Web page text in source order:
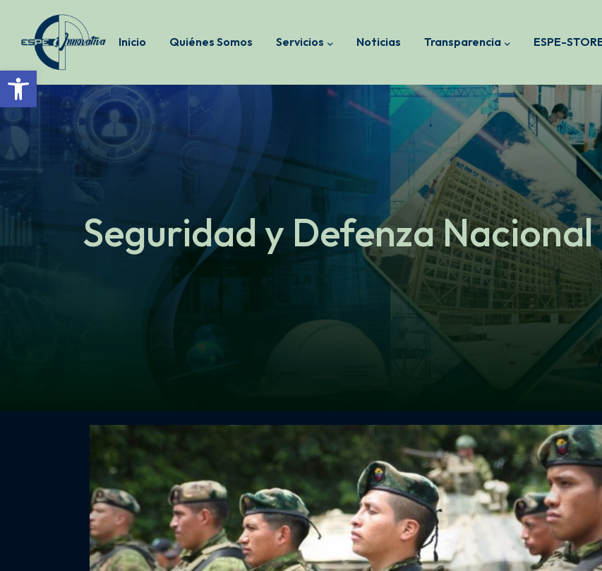
Open toolbar
Inicio Quiénes Somos Servicios Noticias Transparencia ESPE-
Seguridad y Defenza Nacional